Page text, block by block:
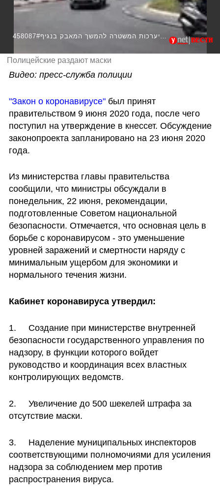
458087#הגברת אכיפת הגבלות הקורונה והיערכות המשטרה להמשך המאבק בנגיף
Полицейские раздают маски
Видео: пресс-служба полиции
"Закон о коронавирусе" был принят
правительством 9 июня 2020 года, после чего
поступил на утверждение в кнессет. Обсуждение
законопроекта запланировано на 23 июня 2020
года.
Из министерства главы правительства
сообщили, что министры обсуждали в
понедельник, 22 июня, рекомендации,
подготовленные Советом национальной
безопасности. Отмечается, что основная цель в
борьбе с коронавирусом - это уменьшение
уровней заражений и смертности наряду с
минимальным ущербом для экономики и
нормального течения жизни.
Кабинет коронавируса утвердил:
1.	Создание при министерстве внутренней
безопасности государственного управления по
надзору, в функции которого войдет
руководство и координация всех властных
контролирующих ведомств.
2.	Увеличение до 500 шекелей штрафа за
отсутствие маски.
3.	Наделение муниципальных инспекторов
соответствующими полномочиями для усиления
надзора за соблюдением мер против
распространения вируса.